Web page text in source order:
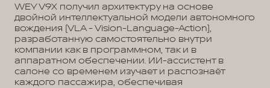
WEY V9X получил архитектуру на основе
двойной интеллектуальной модели автономного
вождения (VLA - Vision-Language-Action),
разработанную самостоятельно внутри
компании как в программном, так и в
аппаратном обеспечении. ИИ-ассистент в
салоне со временем изучает и распознаёт
каждого пассажира, обеспечивая